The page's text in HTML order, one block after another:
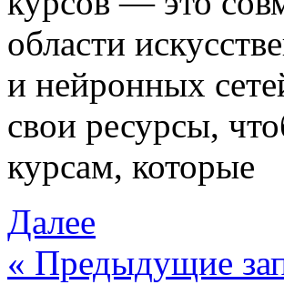
области
и нейронных
свои ресурсы,
курсам, которые
Далее
« Предыдущие